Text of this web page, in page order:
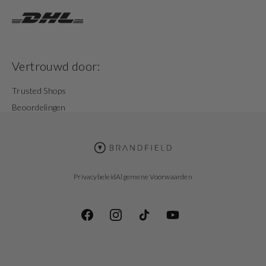
Vertrouwd door:
Trusted Shops
Beoordelingen
PrivacybeleidAlgemene Voorwaarden
FacebookInstagramTikTok YouTube